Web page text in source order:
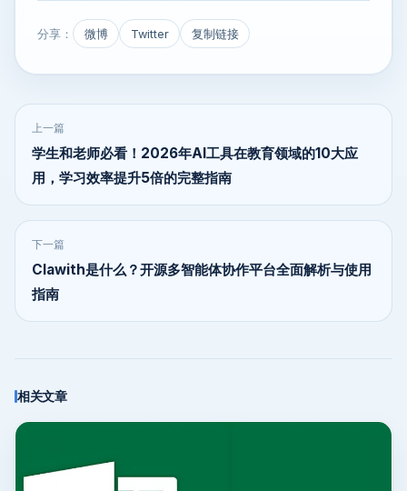
分享： 微博 Twitter 复制链接
上一篇
学生和老师必看！2026年AI工具在教育领域的10大应
用，学习效率提升5倍的完整指南
下一篇
Clawith是什么？开源多智能体协作平台全面解析与使用
指南
相关文章